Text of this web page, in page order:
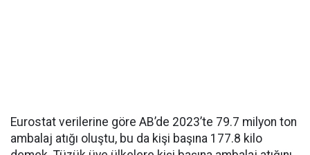
Eurostat verilerine göre AB’de 2023’te 79.7 milyon ton
ambalaj atığı oluştu, bu da kişi başına 177.8 kilo